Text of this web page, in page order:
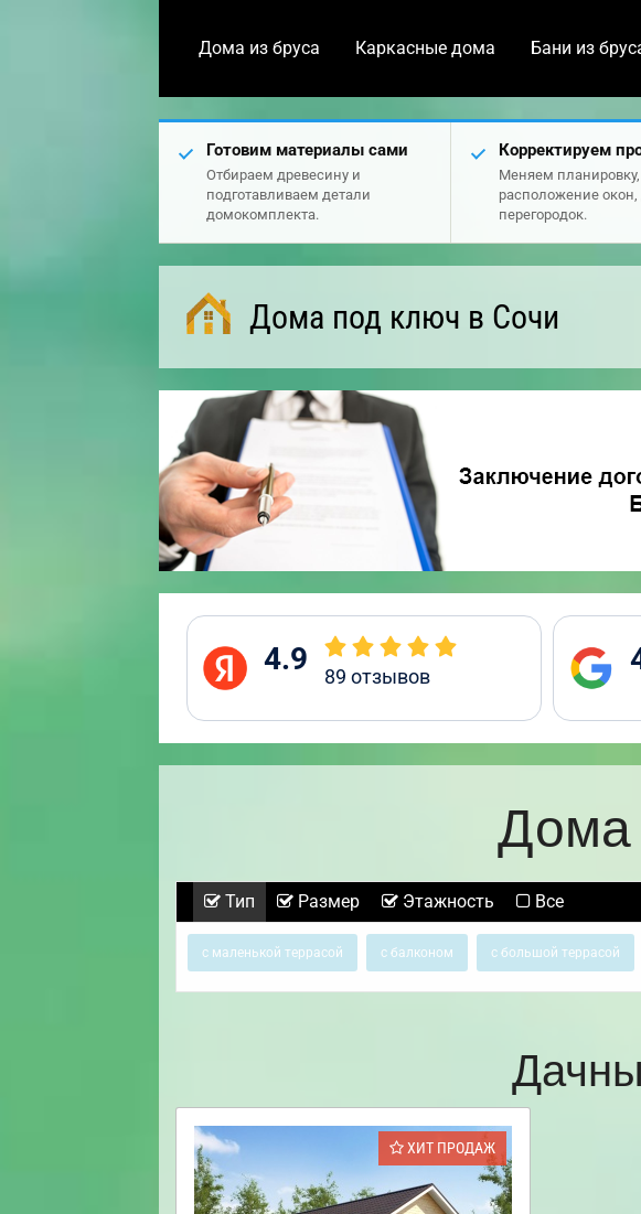
Дома из бруса Каркасные дома Бани из
Готовим материалы сами
Отбираем древесину и
подготавливаем детали
домокомплекта.
Корректируем
Меняем планировку,
расположение окон,
перегородок.
Дома под ключ в Сочи
4.9 89 отзывов
Дома
Тип Размер Этажность Все
с маленькой террасой с балконом с большой террасой
ХИТ ПРОДАЖ